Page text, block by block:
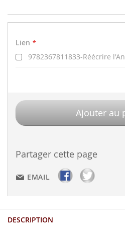
Lien
9782367811833-Réécrire
Ajouter au
Partager cette page
EMAIL
DESCRIPTION